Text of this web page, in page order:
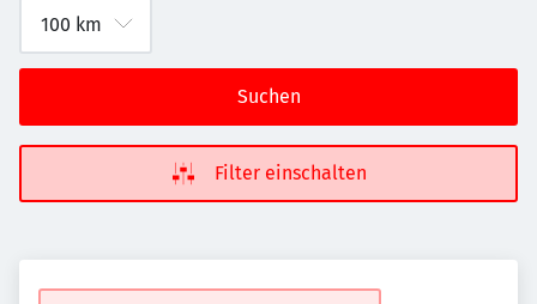
Suchen
Filter einschalten